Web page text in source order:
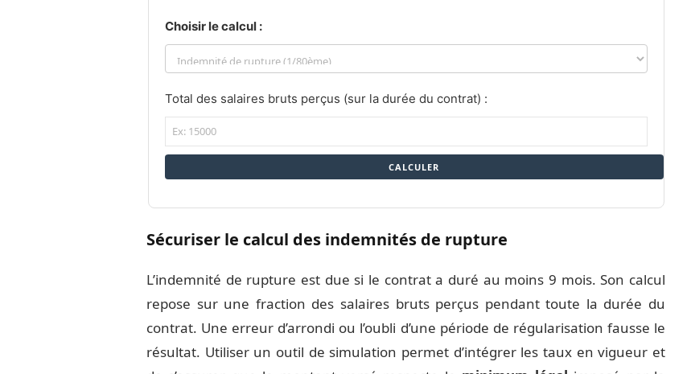
Choisir le calcul :
Total des salaires bruts perçus (sur la durée du contrat) :
CALCULER
Sécuriser le calcul des indemnités de rupture
L’indemnité de rupture est due si le contrat a duré au moins 9 mois. Son calcul
repose sur une fraction des salaires bruts perçus pendant toute la durée du
contrat. Une erreur d’arrondi ou l’oubli d’une période de régularisation fausse le
résultat. Utiliser un outil de simulation permet d’intégrer les taux en vigueur et